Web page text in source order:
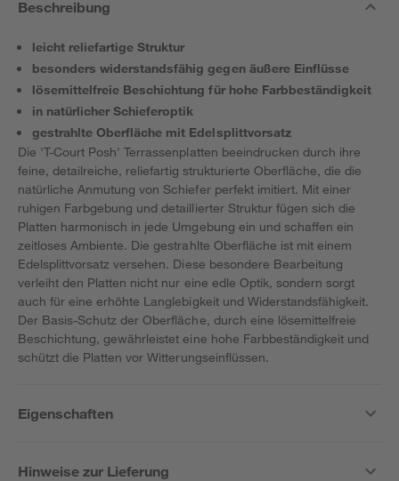
Beschreibung
leicht reliefartige Struktur
besonders widerstandsfähig gegen äußere Einflüsse
lösemittelfreie Beschichtung für hohe Farbbeständigkeit
in natürlicher Schieferoptik
gestrahlte Oberfläche mit Edelsplittvorsatz
Die 'T-Court Posh' Terrassenplatten beeindrucken durch ihre
feine, detailreiche, reliefartig strukturierte Oberfläche, die die
natürliche Anmutung von Schiefer perfekt imitiert. Mit einer
ruhigen Farbgebung und detaillierter Struktur fügen sich die
Platten harmonisch in jede Umgebung ein und schaffen ein
zeitloses Ambiente. Die gestrahlte Oberfläche ist mit einem
Edelsplittvorsatz versehen. Diese besondere Bearbeitung
verleiht den Platten nicht nur eine edle Optik, sondern sorgt
auch für eine erhöhte Langlebigkeit und Widerstandsfähigkeit.
Der Basis-Schutz der Oberfläche, durch eine lösemittelfreie
Beschichtung, gewährleistet eine hohe Farbbeständigkeit und
schützt die Platten vor Witterungseinflüssen.
Eigenschaften
Hinweise zur Lieferung